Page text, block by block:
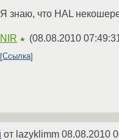
Я знаю, что HAL
NIR ★ (08.08.2010
Ссылка
от lazyklimm 08.08.2010